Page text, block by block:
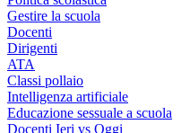
Gestire la scuola
Docenti
Dirigenti
ATA
Classi pollaio
Intelligenza artificiale
Educazione sessuale a scuola
Docenti Ieri vs Oggi